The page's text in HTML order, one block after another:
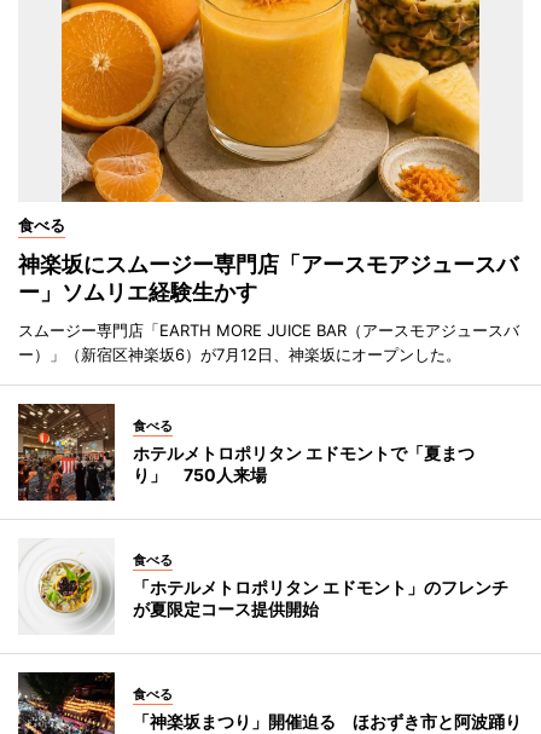
食べる
神楽坂にスムージー専門店「アースモアジュースバ
ー」ソムリエ経験生かす
スムージー専門店「EARTH MORE JUICE BAR（アースモアジュースバ
ー）」（新宿区神楽坂6）が7月12日、神楽坂にオープンした。
食べる
ホテルメトロポリタン エドモントで「夏まつ
り」 750人来場
食べる
「ホテルメトロポリタン エドモント」のフレンチ
が夏限定コース提供開始
食べる
「神楽坂まつり」開催迫る ほおずき市と阿波踊り